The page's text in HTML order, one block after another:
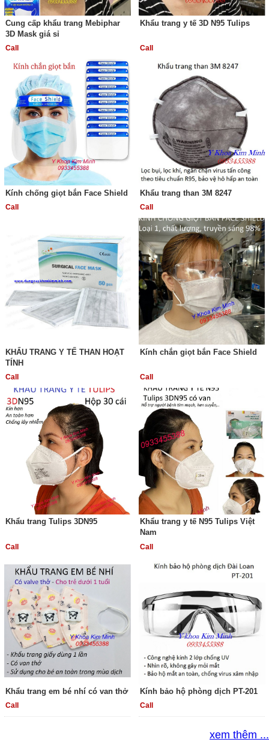
Cung cấp khẩu trang Mebiphar
3D Mask giá sỉ
Call
Khẩu trang y tế 3D N95 Tulips
Call
Kính chống giọt bắn Face Shield
Call
Khẩu trang than 3M 8247
Call
KHẨU TRANG Y TẾ THAN HOẠT
TÍNH
Call
Kính chắn giọt bắn Face Shield
Call
Khẩu trang Tulips 3DN95
Call
Khẩu trang y tế N95 Tulips Việt
Nam
Call
Khẩu trang em bé nhí có van thở
Call
Kính bảo hộ phòng dịch PT-201
Call
xem thêm ...